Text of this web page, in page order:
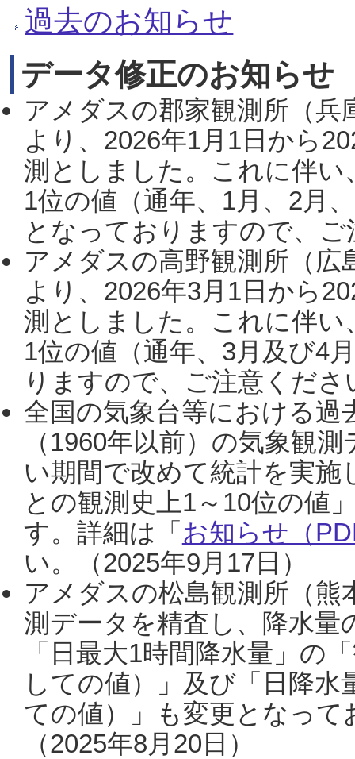
過去のお知らせ
データ修正のお知らせ
アメダスの郡家観測所（
より、2026年1月1日から
測としました。これに伴い
1位の値（通年、1月、2月
となっておりますので、
アメダスの高野観測所（
より、2026年3月1日から
測としました。これに伴い
1位の値（通年、3月及び4
りますので、ご注意くだ
全国の気象台等における過
（1960年以前）の気象観
い期間で改めて統計を実
との観測史上1～10位の値
す。詳細は「 お知らせ（
い。（2025年9月17日）
アメダスの松島観測所（熊
測データを精査し、降水
「日最大1時間降水量」の
しての値）」及び「日降
ての値）」も変更となっ
（2025年8月20日）